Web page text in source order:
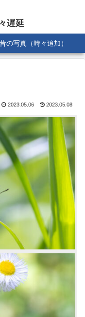
遅延
の写真（時々追加）
2023.05.06 2023.05.08